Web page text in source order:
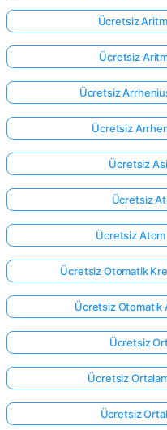
Ücretsiz
Ücretsiz
Ücretsiz
Ücretsiz
Ücretsiz
Ücretsiz
Ücretsiz Atom
Ücretsiz Otomatik
Ücretsiz Otomatik
Ücretsiz
Ücretsiz
Ücretsiz